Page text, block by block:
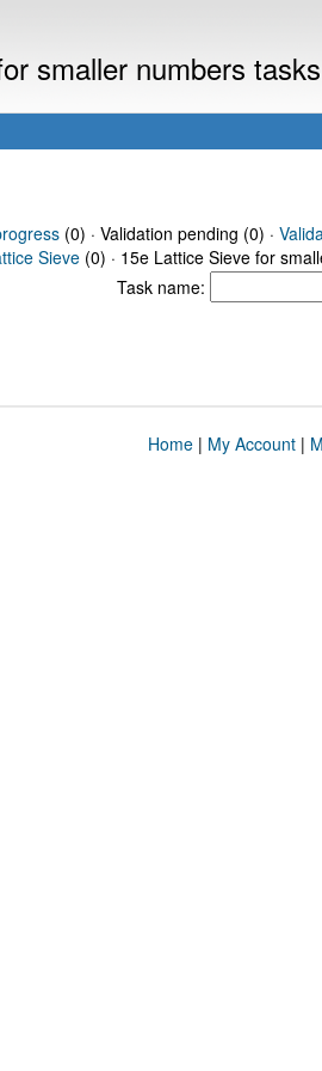
smaller numbers
(0) · Validation pending (0) ·
Sieve (0) · 15e Lattice Sieve for
Task name:
Home| My Account|